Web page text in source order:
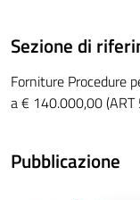
Sezione di
Forniture Procedure
a € 140.000,00
Pubblicazione